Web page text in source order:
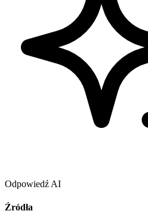
Odpowiedź AI
Źródła